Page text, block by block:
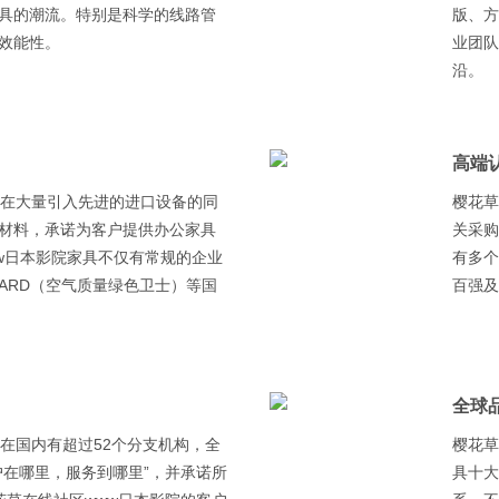
的潮流。特别是科学的线路管
。
版
业团队
沿。
大量引入先进的进口设备的同
，承诺为客户提供办公家具
日本影院家具不仅有常规的企业
（空气质量绿色卫士）等国
高端
樱花
关采购
有多
百强及
内有超过52个分支机构，全
里，服务到哪里”，并承诺所
全球品
樱花
具十